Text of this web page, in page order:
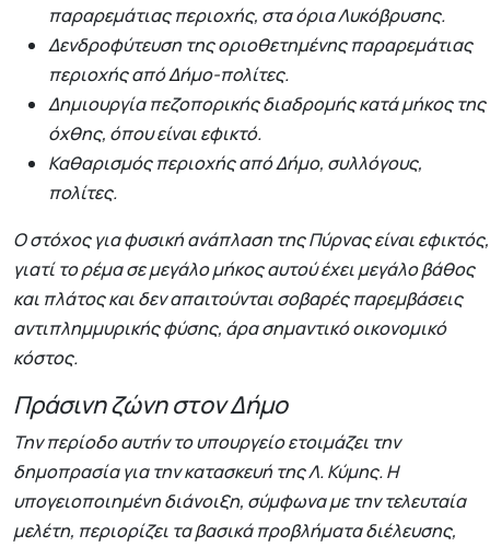
παραρεμάτιας περιοχής, στα όρια Λυκόβρυσης.
Δενδροφύτευση της οριοθετημένης παραρεμάτιας
περιοχής από Δήμο-πολίτες.
Δημιουργία πεζοπορικής διαδρομής κατά μήκος της
όχθης, όπου είναι εφικτό.
Καθαρισμός περιοχής από Δήμο, συλλόγους,
πολίτες.
Ο στόχος για φυσική ανάπλαση της Πύρνας είναι εφικτός,
γιατί το ρέμα σε μεγάλο μήκος αυτού έχει μεγάλο βάθος
και πλάτος και δεν απαιτούνται σοβαρές παρεμβάσεις
αντιπλημμυρικής φύσης, άρα σημαντικό οικονομικό
κόστος.
Πράσινη ζώνη στον Δήμο
Την περίοδο αυτήν το υπουργείο ετοιμάζει την
δημοπρασία για την κατασκευή της Λ. Κύμης. Η
υπογειοποιημένη διάνοιξη, σύμφωνα με την τελευταία
μελέτη, περιορίζει τα βασικά προβλήματα διέλευσης,